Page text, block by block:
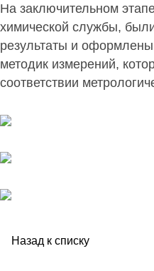
На заключительном
химической службы,
результаты и оформлены
методик измерений,
соответствии
Назад к списку